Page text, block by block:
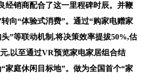
经销商配合了这一里程碑时辰。并鞭
向“体验式消费”。通过“购家电赠家
”等联动机制,将决策效率提拔50%,估
,以至通过VR预览家电家居组合结
家庭休闲目标地”。做为全国首个“家